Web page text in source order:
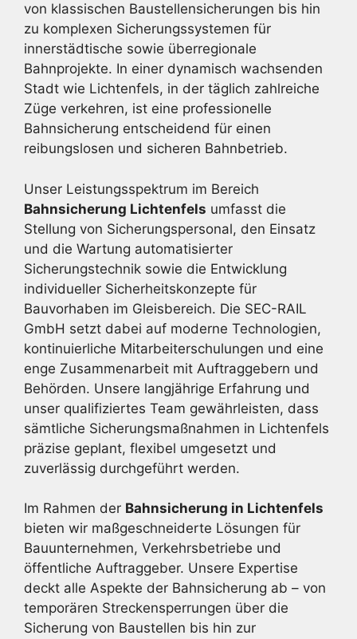
von klassischen Baustellensicherungen bis hin
zu komplexen Sicherungssystemen für
innerstädtische sowie überregionale
Bahnprojekte. In einer dynamisch wachsenden
Stadt wie Lichtenfels, in der täglich zahlreiche
Züge verkehren, ist eine professionelle
Bahnsicherung entscheidend für einen
reibungslosen und sicheren Bahnbetrieb.
Unser Leistungsspektrum im Bereich
Bahnsicherung Lichtenfels umfasst die
Stellung von Sicherungspersonal, den Einsatz
und die Wartung automatisierter
Sicherungstechnik sowie die Entwicklung
individueller Sicherheitskonzepte für
Bauvorhaben im Gleisbereich. Die SEC-RAIL
GmbH setzt dabei auf moderne Technologien,
kontinuierliche Mitarbeiterschulungen und eine
enge Zusammenarbeit mit Auftraggebern und
Behörden. Unsere langjährige Erfahrung und
unser qualifiziertes Team gewährleisten, dass
sämtliche Sicherungsmaßnahmen in Lichtenfels
präzise geplant, flexibel umgesetzt und
zuverlässig durchgeführt werden.
Im Rahmen der Bahnsicherung in Lichtenfels
bieten wir maßgeschneiderte Lösungen für
Bauunternehmen, Verkehrsbetriebe und
öffentliche Auftraggeber. Unsere Expertise
deckt alle Aspekte der Bahnsicherung ab – von
temporären Streckensperrungen über die
Sicherung von Baustellen bis hin zur